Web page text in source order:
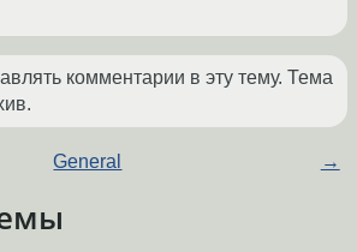
комментарии в эту тему. Тема
General →